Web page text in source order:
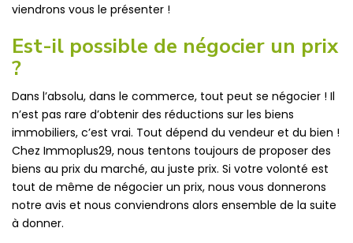
viendrons vous le présenter !
Est-il possible de négocier un prix
?
Dans l’absolu, dans le commerce, tout peut se négocier ! Il
n’est pas rare d’obtenir des réductions sur les biens
immobiliers, c’est vrai. Tout dépend du vendeur et du bien !
Chez Immoplus29, nous tentons toujours de proposer des
biens au prix du marché, au juste prix. Si votre volonté est
tout de même de négocier un prix, nous vous donnerons
notre avis et nous conviendrons alors ensemble de la suite
à donner.